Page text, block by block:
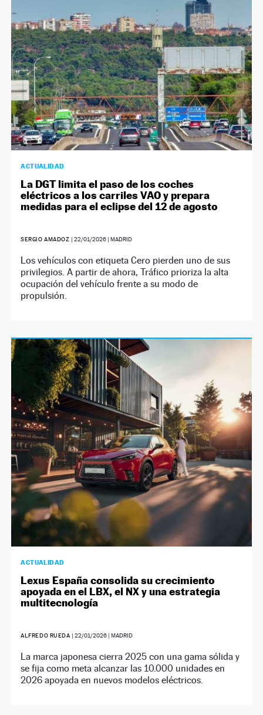
ACTUALIDAD
La DGT limita el paso de los coches
eléctricos a los carriles VAO y prepara
medidas para el eclipse del 12 de agosto
SERGIO AMADOZ |22/01/2026 | MADRID
Los vehículos con etiqueta Cero pierden uno de sus
privilegios. A partir de ahora, Tráfico prioriza la alta
ocupación del vehículo frente a su modo de
propulsión.
ACTUALIDAD
Lexus España consolida su crecimiento
apoyada en el LBX, el NX y una estrategia
multitecnología
ALFREDO RUEDA |22/01/2026 | MADRID
La marca japonesa cierra 2025 con una gama sólida y
se fija como meta alcanzar las 10.000 unidades en
2026 apoyada en nuevos modelos eléctricos.